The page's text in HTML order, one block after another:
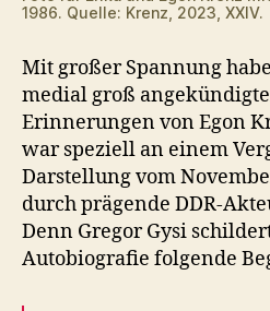
1986. Quelle: Krenz, 2023, XXIV.
Mit großer Spannung
medial groß
Erinnerungen von Egon
war speziell an einem
Darstellung vom
durch prägende DDR-
Denn Gregor Gysi
Autobiografie folgende